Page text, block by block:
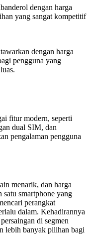
dengan harga
yang sangat kompetitif
dengan harga
pengguna yang
fitur modern, seperti
dual SIM, dan
pengalaman pengguna
menarik, dan harga
satu smartphone yang
perangkat
dalam. Kehadirannya
di segmen
lebih banyak pilihan bagi